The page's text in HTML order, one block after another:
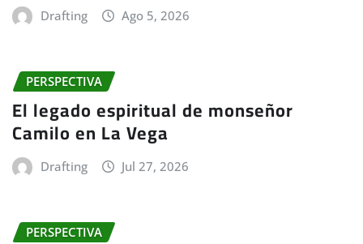
Drafting Ago 5, 2026
PERSPECTIVA
El legado espiritual de monseñor
Camilo en La Vega
Drafting Jul 27, 2026
PERSPECTIVA